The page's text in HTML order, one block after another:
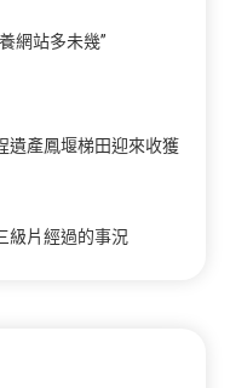
網站多未幾”
遺產鳳堰梯田迎來收獲
級片經過的事況